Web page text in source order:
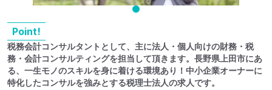
Point!
税務会計コンサルタントとして、主に法人・個人向けの財務・税
務・会計コンサルティングを担当して頂きます。長野県上田市にあ
る、一生モノのスキルを身に着ける環境あり！中小企業オーナーに
特化したコンサルを強みとする税理士法人の求人です。